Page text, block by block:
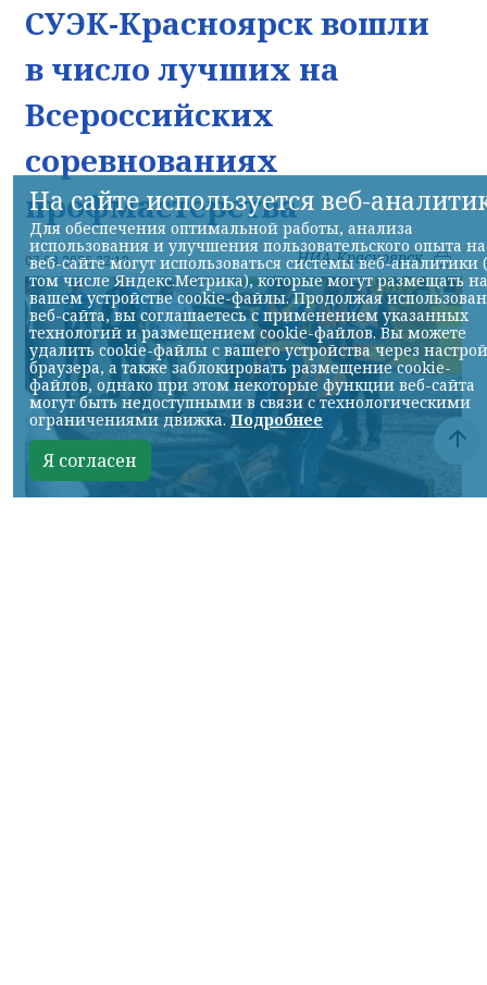
СУЭК-Красноярск вошли
в число лучших на
Всероссийских
соревнованиях
профмастерства
07.08.2026 22:13 НИА-Красноярск
На сайте используется веб-
Для обеспечения оптимальной работы, анализа
использования и улучшения пользовательского опыта на
веб-сайте могут использоваться системы веб-аналитики
том числе Яндекс.Метрика), которые могут размещать на
вашем устройстве cookie-файлы. Продолжая
веб-сайта, вы соглашаетесь с применением указанных
технологий и размещением cookie-файлов. Вы можете
удалить cookie-файлы с вашего устройства через
браузера, а также заблокировать размещение cookie-
файлов, однако при этом некоторые функции веб-сайта
могут быть недоступными в связи с технологическими
ограничениями движка.Подробнее
Я согласен